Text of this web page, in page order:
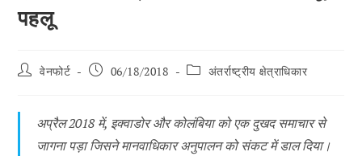
पहलू
पोस्ट वेनफोर्ट
पोस्ट 06/18/2018
पोस्ट अंतर्राष्ट्रीय क्षेत्राधिकार
अप्रैल 2018 में, इक्वाडोर और कोलंबिया को एक दुखद समाचार से
जागना पड़ा जिसने मानवाधिकार अनुपालन को संकट में डाल दिया।